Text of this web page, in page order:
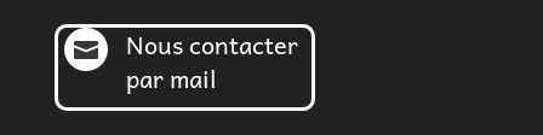

Nous contacter
par mail